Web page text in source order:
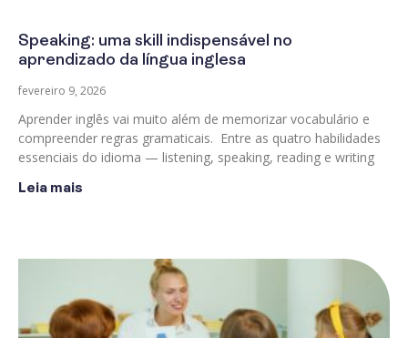
Speaking: uma skill indispensável no
aprendizado da língua inglesa
fevereiro 9, 2026
Aprender inglês vai muito além de memorizar vocabulário e
compreender regras gramaticais. Entre as quatro habilidades
essenciais do idioma — listening, speaking, reading e writing
Leia mais